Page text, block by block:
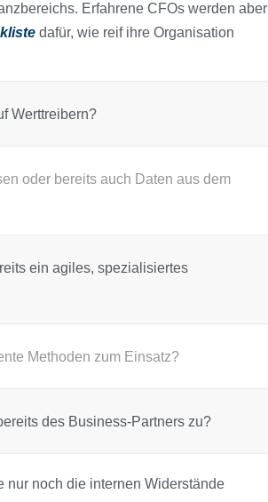
Erfahrene CFOs werden aber
dafür, wie reif ihre Organisation
Werttreibern?
oder bereits auch Daten aus dem
ein agiles, spezialisiertes
Methoden zum Einsatz?
des Business-Partners zu?
nur noch die internen Widerstände